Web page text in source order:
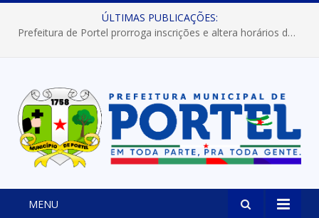
ÚLTIMAS PUBLICAÇÕES:
Prefeitura de Portel prorroga inscrições e altera horários dos concursos “Musa” e “Miss Mix Verão 2026”
MENU